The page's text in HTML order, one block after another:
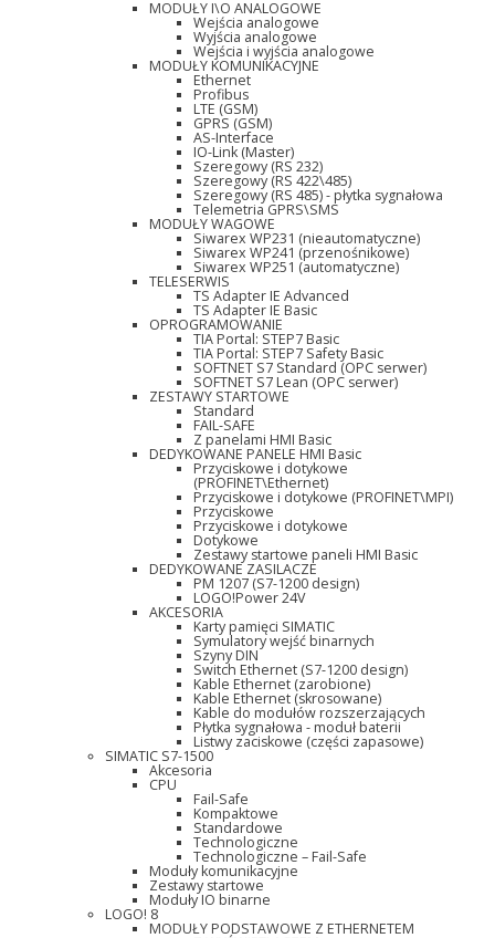
MODUŁY I\O ANALOGOWE
Wejścia analogowe
Wyjścia analogowe
Wejścia i wyjścia analogowe
MODUŁY KOMUNIKACYJNE
Ethernet
Profibus
LTE (GSM)
GPRS (GSM)
AS-Interface
IO-Link (Master)
Szeregowy (RS 232)
Szeregowy (RS 422\485)
Szeregowy (RS 485) - płytka sygnałowa
Telemetria GPRS\SMS
MODUŁY WAGOWE
Siwarex WP231 (nieautomatyczne)
Siwarex WP241 (przenośnikowe)
Siwarex WP251 (automatyczne)
TELESERWIS
TS Adapter IE Advanced
TS Adapter IE Basic
OPROGRAMOWANIE
TIA Portal: STEP7 Basic
TIA Portal: STEP7 Safety Basic
SOFTNET S7 Standard (OPC serwer)
SOFTNET S7 Lean (OPC serwer)
ZESTAWY STARTOWE
Standard
FAIL-SAFE
Z panelami HMI Basic
DEDYKOWANE PANELE HMI Basic
Przyciskowe i dotykowe
(PROFINET\Ethernet)
Przyciskowe i dotykowe (PROFINET\MPI)
Przyciskowe
Przyciskowe i dotykowe
Dotykowe
Zestawy startowe paneli HMI Basic
DEDYKOWANE ZASILACZE
PM 1207 (S7-1200 design)
LOGO!Power 24V
AKCESORIA
Karty pamięci SIMATIC
Symulatory wejść binarnych
Szyny DIN
Switch Ethernet (S7-1200 design)
Kable Ethernet (zarobione)
Kable Ethernet (skrosowane)
Kable do modułów rozszerzających
Płytka sygnałowa - moduł baterii
Listwy zaciskowe (części zapasowe)
SIMATIC S7-1500
Akcesoria
CPU
Fail-Safe
Kompaktowe
Standardowe
Technologiczne
Technologiczne – Fail-Safe
Moduły komunikacyjne
Zestawy startowe
Moduły IO binarne
LOGO! 8
MODUŁY PODSTAWOWE Z ETHERNETEM